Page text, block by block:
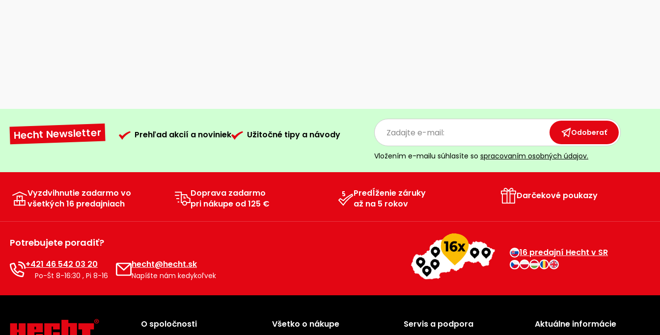
Hecht Newsletter Prehľad akcií a noviniek Užitočné tipy a návody Odoberať
Vložením e-mailu súhlasíte so spracovaním osobných údajov.
Vyzdvihnutie zadarmo vo
všetkých 16 predajniach
Doprava zadarmo
pri nákupe od 125 €
Predĺženie záruky
až na 5 rokov
Darčekové poukazy
Potrebujete poradiť?
+421 46 542 03 20
Po-Št 8-16:30 , Pi 8-16
hecht@hecht.sk
Napíšte nám kedykoľvek
16 predajní Hecht v SR
O spoločnosti Všetko o nákupe Servis a podpora Aktuálne informácie